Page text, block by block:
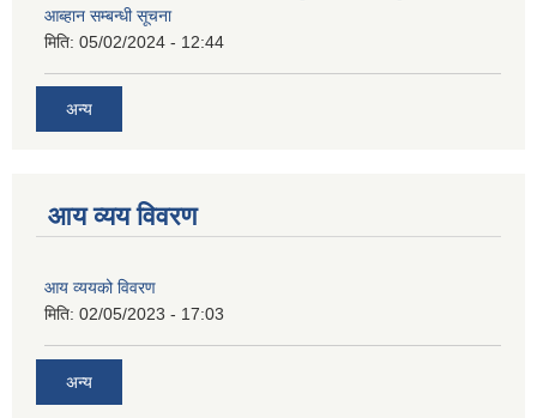
आब्हान सम्बन्धी सूचना
मिति: 05/02/2024 - 12:44
अन्य
आय व्यय विवरण
आय व्ययको विवरण
मिति: 02/05/2023 - 17:03
अन्य